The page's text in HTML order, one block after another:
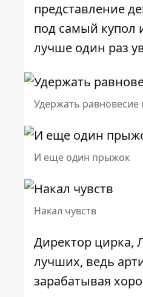
представление
под самый купол
лучше один раз
Удержать равновесие
И еще один прыжок
Накал чувств
Директор цирка,
лучших, ведь
зарабатывая